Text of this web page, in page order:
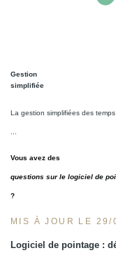
Gestion
simplifiée
La gestion simplifiées des
Vous avez des
questions sur le logiciel de
?
MIS À JOUR LE 29/
Logiciel de pointage :